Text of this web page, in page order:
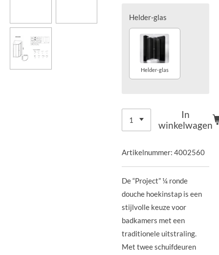
Helder-glas
Helder-glas
In
winkelwagen
Artikelnummer: 4002560
De “Project” ¼ ronde
douche hoekinstap is een
stijlvolle keuze voor
badkamers met een
traditionele uitstraling.
Met twee schuifdeuren